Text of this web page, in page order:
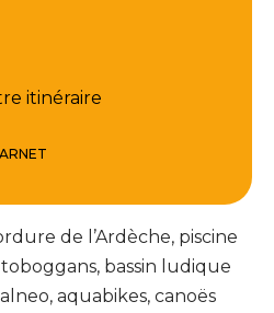
de l’Ardèche, piscine
bassin ludique
aquabikes, canoës
itinéraire